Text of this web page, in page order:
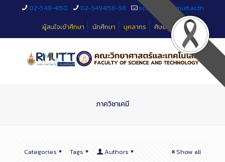
02-549-4150 02-5494156-58
sciteched@rmutt.ac.th
ผู้สนใจเข้าศึกษา
นักศึกษา บุคลากร ศิษย์เก่า
ภาควิชาเคมี
Categories Tags Authors Show all